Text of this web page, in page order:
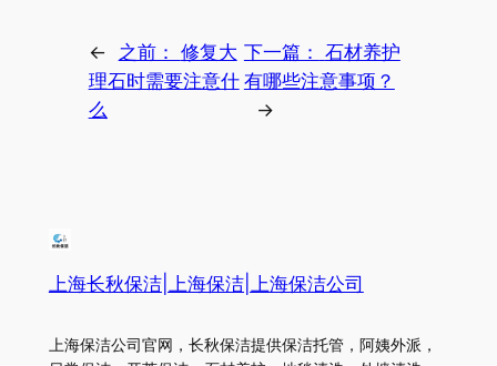
← 之前： 修复大
理石时需要注意什
么
下一篇： 石材养护
有哪些注意事项？
→
上海长秋保洁|上海保洁|上海保洁公司
上海保洁公司官网，长秋保洁提供保洁托管，阿姨外派，